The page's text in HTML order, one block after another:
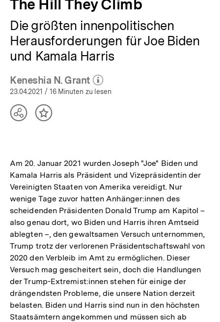
The Hill They Climb
Die größten innenpolitischen
Herausforderungen für Joe Biden
und Kamala Harris
Keneshia N. Grant
(Mehr zum Autor)
öffnen
23.04.2021 / 16 Minuten zu lesen
TeilenInhalt
Am 20. Januar 2021 wurden Joseph "Joe" Biden und
Kamala Harris als Präsident und Vizepräsidentin der
Vereinigten Staaten von Amerika vereidigt. Nur
wenige Tage zuvor hatten Anhänger:innen des
scheidenden Präsidenten Donald Trump am Kapitol –
also genau dort, wo Biden und Harris ihren Amtseid
ablegten –, den gewaltsamen Versuch unternommen,
Trump trotz der verlorenen Präsidentschaftswahl von
2020 den Verbleib im Amt zu ermöglichen. Dieser
Versuch mag gescheitert sein, doch die Handlungen
der Trump-Extremist:innen stehen für einige der
drängendsten Probleme, die unsere Nation derzeit
belasten. Biden und Harris sind nun in den höchsten
Staatsämtern angekommen und müssen sich ab